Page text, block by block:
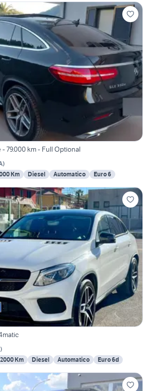
79.000 km - Full Optional
)
Km Diesel Automatico Euro 6
)
Km Diesel Automatico Euro 6d